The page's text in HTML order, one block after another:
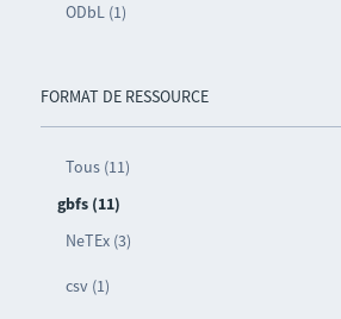
ODbL (1)
FORMAT DE RESSOURCE
Tous (11)
gbfs (11)
NeTEx (3)
csv (1)